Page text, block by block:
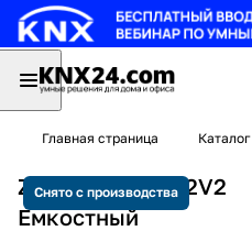
Главная страница Каталог
Снято с производства
Zennio ZVIF55X2V2
Емкостный